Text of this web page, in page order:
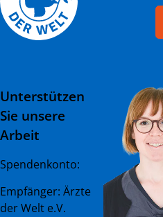
Unterstützen
Sie unsere
Arbeit
Spendenkonto:
Empfänger: Ärzte
der Welt e.V.